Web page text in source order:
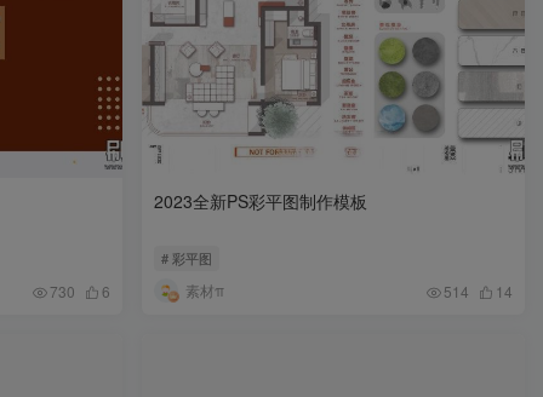
730 6
2023全新PS彩平图制作模板
# 彩平图
素材π 514 14